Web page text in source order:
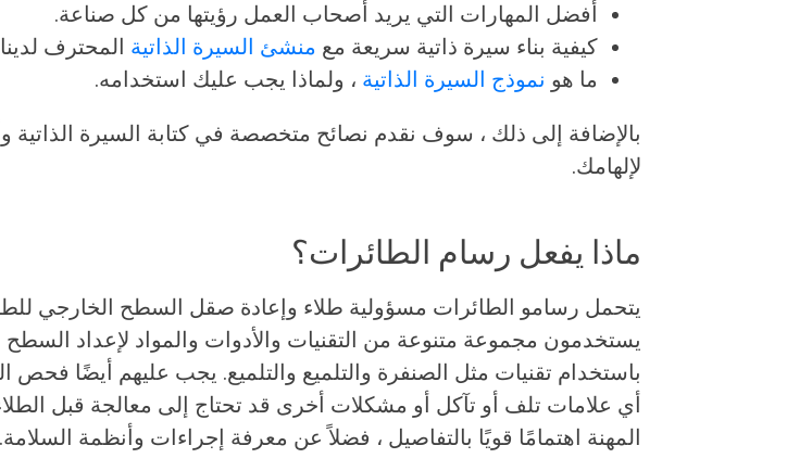
أفضل المهارات التي يريد أصحاب العمل رؤيتها من كل صناعة.
كيفية بناء سيرة ذاتية سريعة مع منشئ السيرة الذاتية المحترف
ما هو نموذج السيرة الذاتية ، ولماذا يجب عليك استخدامه.
بالإضافة إلى ذلك ، سوف نقدم نصائح متخصصة في كتابة السيرة الذاتية
لإلهامك.
ماذا يفعل رسام الطائرات؟
يتحمل رسامو الطائرات مسؤولية طلاء وإعادة صقل السطح الخارجي
يستخدمون مجموعة متنوعة من التقنيات والأدوات والمواد لإعداد السطح
باستخدام تقنيات مثل الصنفرة والتلميع والتلميع. يجب عليهم أيضًا فحص
أي علامات تلف أو تآكل أو مشكلات أخرى قد تحتاج إلى معالجة قبل
المهنة اهتمامًا قويًا بالتفاصيل ، فضلاً عن معرفة إجراءات وأنظمة السلامة.